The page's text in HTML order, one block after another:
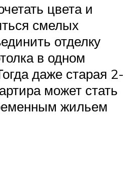
цвета и
смелых
отделку
в одном
даже старая 2-
может стать
жильем